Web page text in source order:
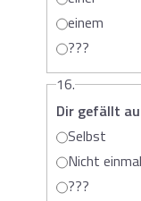
einem
???
16.
Dir gefällt
Selbst
Nicht einmal
???